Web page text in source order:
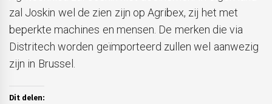
zal Joskin wel de zien zijn op Agribex, zij het met
beperkte machines en mensen. De merken die via
Distritech worden geïmporteerd zullen wel aanwezig
zijn in Brussel.
Dit delen: